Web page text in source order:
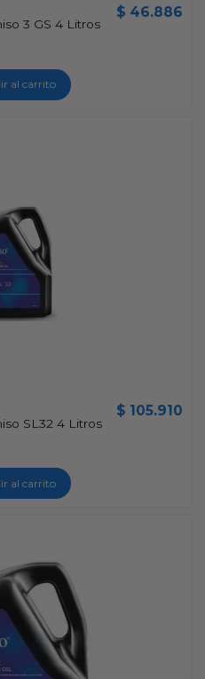
3 GS 4 Litros
$ 46.886
al carrito
SL32 4 Litros
$ 105.910
al carrito